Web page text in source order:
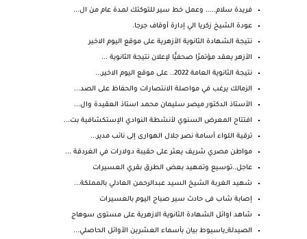
فريدة سلام..... وعمل خط سير للتوكتك لمدة عام من ال...
عودة الشيخ زكريا الي إدارة أوقاف جرجا.
نتيجة الشهادة الثانوية الأزهرية على موقع اليوم الاخير
الأزهر يعقد مؤتمرًا صحفيًّا لإعلان نتيجة الثانوية ...
نتيجة الثانوية العامة 2022.. على موقع اليوم الاخير...
الزمالك يرغب في مواصلة الانتصارات والحفاظ على الصد...
الأستاذ الدكتور ميصر سليمان محمد استاذ العقيدة وال...
افتتاح المعرض السنوي لأنشطة النوادي الإستكشافية بت...
ترقية اللواء أسامة نصر جلال الهوارى إلى نائب مدير...
مواطن مصري شريف يعثر على حقيبة دولارات في الغردقة ...
عاجل..توسيع وتمهيد بعض الطرق بقري العسيرات
شهيد الغربة الشيخ السيد عبدالرحمن العادلي بالمملكة...
إصابة شاب فى حادث سير صباح اليوم بالعسيرات
شاهد اوائل الشهادة الثانوية الازهرية على مستوى سوهاج
الصيدلة_باسيوط بيان بأسماء العشرين الأوائل الحاصلي...